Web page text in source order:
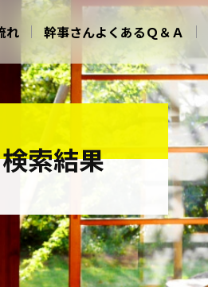
れ 幹事さんよくあるＱ＆Ａ
索結果